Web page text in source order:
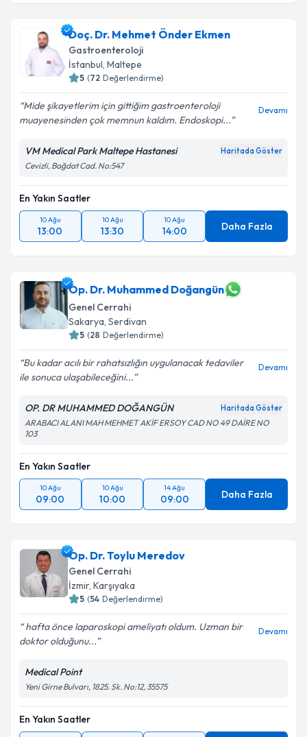
Doç. Dr. Mehmet Önder Ekmen
Gastroenteroloji
İstanbul, Maltepe
5 (72 Değerlendirme)
Mide şikayetlerim için gittiğim gastroenteroloji
muayenesinden çok memnun kaldım. Endoskopi...
Devamı
VM Medical Park Maltepe Hastanesi Haritada Göster
Cevizli, Bağdat Cad. No:547
En Yakın Saatler
10 Ağu
13:00
10 Ağu
13:30
10 Ağu
14:00 Daha Fazla
Op. Dr. Muhammed Doğangün
Genel Cerrahi
Sakarya, Serdivan
5 (28 Değerlendirme)
Bu kadar acılı bir rahatsızlığın uygulanacak tedaviler
ile sonuca ulaşabileceğini...
Devamı
OP. DR MUHAMMED DOĞANGÜN Haritada Göster
ARABACI ALANI MAH MEHMET AKİF ERSOY CAD NO 49 DAİRE NO
103
En Yakın Saatler
10 Ağu
09:00
10 Ağu
10:00
14 Ağu
09:00 Daha Fazla
Op. Dr. Toylu Meredov
Genel Cerrahi
İzmir, Karşıyaka
5 (54 Değerlendirme)
hafta önce laparoskopi ameliyatı oldum. Uzman bir
doktor olduğunu...
Devamı
Medical Point
Yeni Girne Bulvarı, 1825. Sk. No:12, 35575
En Yakın Saatler